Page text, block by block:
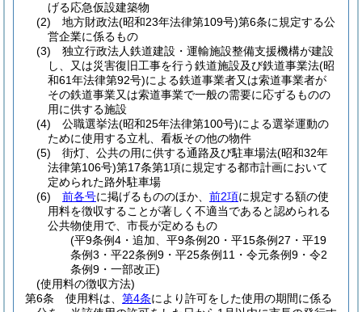
げる応急仮設建築物
(2)
地方財政法(昭和23年法律第109号)第6条に規定する公
営企業に係るもの
(3)
独立行政法人鉄道建設・運輸施設整備支援機構が建設
し、又は災害復旧工事を行う鉄道施設及び鉄道事業法(昭
和61年法律第92号)による鉄道事業者又は索道事業者が
その鉄道事業又は索道事業で一般の需要に応ずるものの
用に供する施設
(4)
公職選挙法(昭和25年法律第100号)による選挙運動の
ために使用する立札、看板その他の物件
(5)
街灯、公共の用に供する通路及び駐車場法(昭和32年
法律第106号)第17条第1項に規定する都市計画において
定められた路外駐車場
(6)
前各号に掲げるもののほか、 前2項に規定する額の使
用料を徴収することが著しく不適当であると認められる
公共物使用で、市長が定めるもの
(平9条例4・追加、平9条例20・平15条例27・平19
条例3・平22条例9・平25条例11・令元条例9・令2
条例9・一部改正)
(使用料の徴収方法)
第6条
使用料は、 第4条により許可をした使用の期間に係る